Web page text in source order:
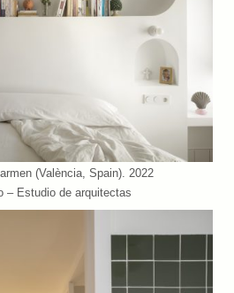
(València, Spain). 2022
– Estudio de arquitectas